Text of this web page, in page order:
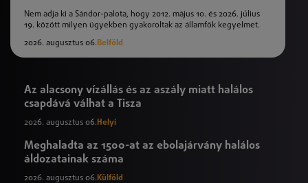
Nem adja ki a Sándor-palota, hogy 2012. május 10. és 2026. július
19. között milyen ügyekben gyakoroltak az államfők kegyelmet.
2026. augusztus 06.Belföld
Az alacsony vízállás és az aszály miatt halálos
csapdává válhat a Tisza
2026. augusztus 06. Helyi
Meghaladta az 1500-at az ebolajárvány halálos
áldozatainak száma
2026. augusztus 06. Külföld